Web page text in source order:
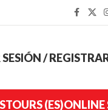
/
TOURS (ES)ONLINE